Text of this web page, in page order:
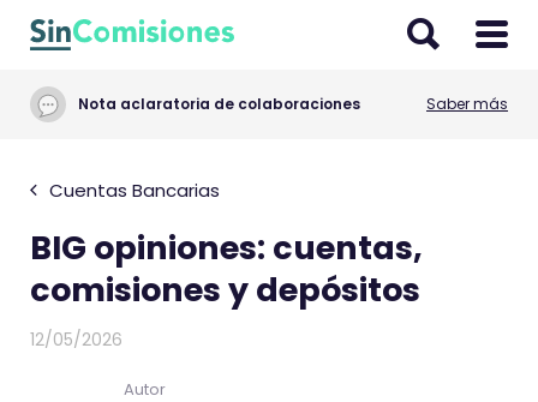
Nota aclaratoria de colaboraciones Saber más
Cuentas Bancarias
BIG opiniones: cuentas,
comisiones y depósitos
12/05/2026
Autor